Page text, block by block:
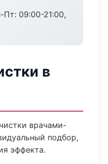
Пт: 09:00-21:00,
в
врачами-
подбор,
эффекта.